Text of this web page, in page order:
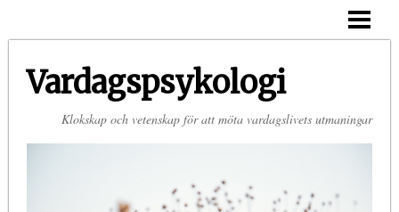
KONTAKT
Vardagspsykologi
Klokskap och vetenskap för att möta vardagslivets utmaningar